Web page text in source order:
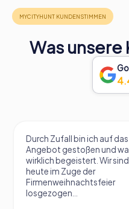
Was unsere
Durch Zufall bin ich auf das
Angebot gestoßen und
wirklich begeistert. Wir sind
heute im Zuge der
Firmenweihnachtsfeier
losgezogen...